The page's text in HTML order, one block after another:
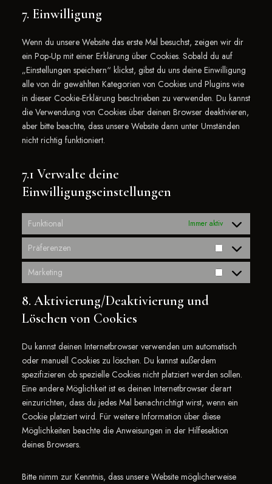
7. Einwilligung
Wenn du unsere Website das erste Mal besuchst, zeigen wir dir
ein Pop-Up mit einer Erklärung über Cookies. Sobald du auf
„Einstellungen speichern“ klickst, gibst du uns deine Einwilligung
alle von dir gewählten Kategorien von Cookies und Plugins wie
in dieser Cookie-Erklärung beschrieben zu verwenden. Du kannst
die Verwendung von Cookies über deinen Browser deaktivieren,
aber bitte beachte, dass unsere Website dann unter Umständen
nicht richtig funktioniert.
7.1 Verwalte deine
Einwilligungseinstellungen
Funktional Immer aktiv
Präferenzen
Marketing
8. Aktivierung/Deaktivierung und
Löschen von Cookies
Du kannst deinen Internetbrowser verwenden um automatisch
oder manuell Cookies zu löschen. Du kannst außerdem
spezifizieren ob spezielle Cookies nicht platziert werden sollen.
Eine andere Möglichkeit ist es deinen Internetbrowser derart
einzurichten, dass du jedes Mal benachrichtigt wirst, wenn ein
Cookie platziert wird. Für weitere Information über diese
Möglichkeiten beachte die Anweisungen in der Hilfesektion
deines Browsers.
Bitte nimm zur Kenntnis, dass unsere Website möglicherweise